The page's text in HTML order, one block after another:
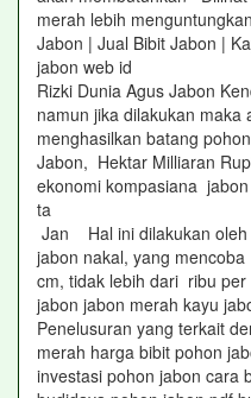
merah lebih menguntungkan
Jabon | Jual Bibit Jabon |
jabon web id
Rizki Dunia Agus Jabon
namun jika dilakukan maka
menghasilkan batang pohon
Jabon, Hektar Milliaran
ekonomi kompasiana
ta
Jan Hal ini dilakukan oleh
jabon nakal, yang
cm, tidak lebih dari ribu
jabon jabon merah kayu
Penelusuran yang terkait
merah harga bibit pohon
investasi pohon jabon cara